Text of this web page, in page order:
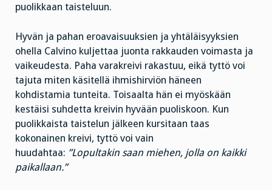
puolikkaan taisteluun.
Hyvän ja pahan eroavaisuuksien ja yhtäläisyyksien
ohella Calvino kuljettaa juonta rakkauden voimasta ja
vaikeudesta. Paha varakreivi rakastuu, eikä tyttö voi
tajuta miten käsitellä ihmishirviön häneen
kohdistamia tunteita. Toisaalta hän ei myöskään
kestäisi suhdetta kreivin hyvään puoliskoon. Kun
puolikkaista taistelun jälkeen kursitaan taas
kokonainen kreivi, tyttö voi vain
huudahtaa: ”Lopultakin saan miehen, jolla on kaikki
paikallaan.”